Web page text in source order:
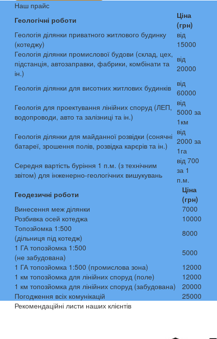
Наш прайс
Геологічні роботи
Ціна
(грн)
Геологія ділянки приватного житлового будинку
(котеджу)
від
15000
Геологія ділянки промислової будови (склад, цех,
підстанція, автозаправки, фабрики, комбінати та
ін.)
від
20000
Геологія ділянки для висотних житлових будинків
від
60000
Геологія для проектування лінійних споруд (ЛЕП,
водопроводи, авто та залізниці та ін.)
від
5000 за
1км
Геологія ділянки для майданної розвідки (сонячні
батареї, зрошення полів, розвідка карєрів та ін.)
від
2000 за
1га
Середня вартість буріння 1 п.м. (з технічним
звітом) для інженерно-геологічних вишукувань
від 700
за 1
п.м.
Геодезичні роботи
Ціна
(грн)
Винесення меж ділянки
7000
Розбивка осей котеджа
10000
Топозйомка 1:500
(дільниця під котедж)
8000
1 ГА топозйомка 1:500
(не забудована)
5000
1 ГА топозйомка 1:500 (промислова зона)
12000
1 км топозйомка для лінійних споруд (поле)
12000
1 км топозйомка для лінійних споруд (забудована)
20000
Погодження всіх комунікацій
25000
Рекомендаційні листи наших клієнтів